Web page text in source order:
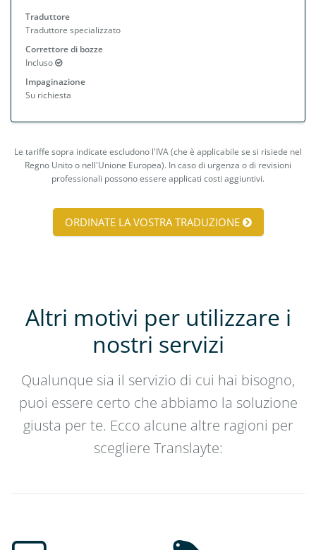
Traduttore
Traduttore specializzato
Correttore di bozze
Incluso
Impaginazione
Su richiesta
Le tariffe sopra indicate escludono l'IVA (che è applicabile se si risiede nel
Regno Unito o nell'Unione Europea). In caso di urgenza o di revisioni
professionali possono essere applicati costi aggiuntivi.
ORDINATE LA VOSTRA TRADUZIONE
Altri motivi per utilizzare i
nostri servizi
Qualunque sia il servizio di cui hai bisogno,
puoi essere certo che abbiamo la soluzione
giusta per te. Ecco alcune altre ragioni per
scegliere Translayte: